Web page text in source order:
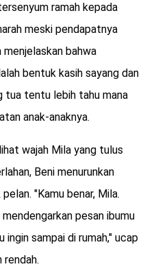
ramah kepada
meski pendapatnya
menjelaskan bahwa
bentuk kasih sayang dan
tua tentu lebih tahu mana
anak-anaknya.
wajah Mila yang tulus
Beni menurunkan
"Kamu benar, Mila.
pesan ibumu
sampai di rumah," ucap
rendah.